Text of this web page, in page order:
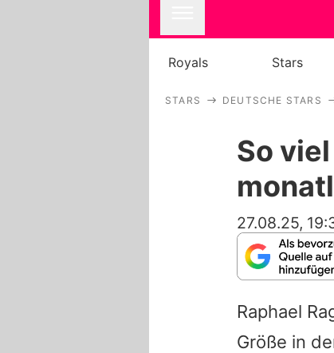
Royals Stars
STARS DEUTSCHE STARS
So
27.08.25,
Raphael
Größe in